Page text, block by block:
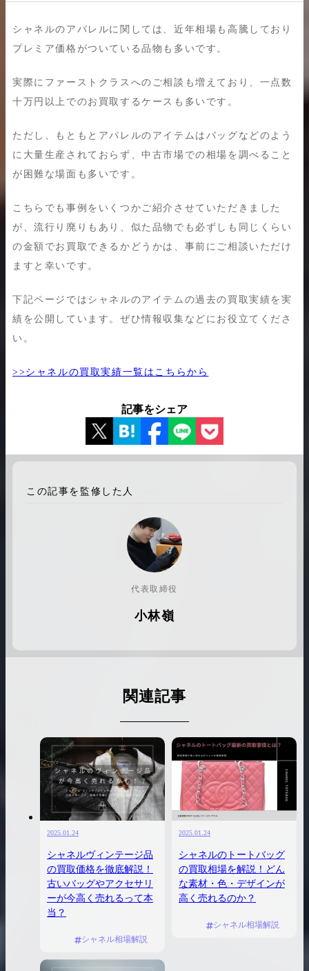
シャネルのアパレルに関しては、近年相場も高騰しており
プレミア価格がついている品物も多いです。
実際にファーストクラスへのご相談も増えており、一点数
十万円以上でのお買取するケースも多いです。
ただし、もともとアパレルのアイテムはバッグなどのよう
に大量生産されておらず、中古市場での相場を調べること
が困難な場面も多いです。
こちらでも事例をいくつかご紹介させていただきました
が、流行り廃りもあり、似た品物でも必ずしも同じくらい
の金額でお買取できるかどうかは、事前にご相談いただけ
ますと幸いです。
下記ページではシャネルのアイテムの過去の買取実績を実
績を公開しています。ぜひ情報収集などにお役立てくださ
い。
>>シャネルの買取実績一覧はこちらから
記事をシェア
この記事を監修した人
代表取締役
小林嶺
関連記事
2025.01.24
シャネルヴィンテージ品
の買取価格を徹底解説！
古いバッグやアクセサリ
ーが今高く売れるって本
当？
シャネル相場解説
2025.01.24
シャネルのトートバッグ
の買取相場を解説！どん
な素材・色・デザインが
高く売れるのか？
シャネル相場解説